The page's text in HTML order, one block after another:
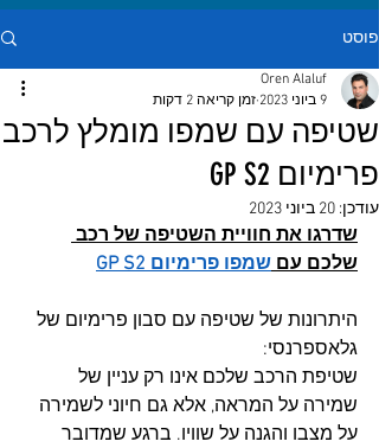
פוסט
שטיפה עם שמפו מומלץ לרכב
פרימיום GP S2
Oren Alaluf
9 ביוני 2023
זמן קריאה 2 דקות
עודכן: 20 ביוני 2023
שדרגו את חוויית השטיפה של רכב
שלכם עם שמפו פרימיום GP S2
היתרונות של שטיפה עם סבון פרימיום של
גלאספרנסי:
שטיפת הרכב שלכם אינו רק עניין של
שמירה על המראה, אלא גם חיוני לשמירה
על מצבו והגנה על שוויו. ברגע שמדובר